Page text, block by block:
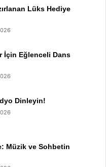
Lüks Hediye
İçin Eğlenceli Dans
Dinleyin!
Müzik ve Sohbetin